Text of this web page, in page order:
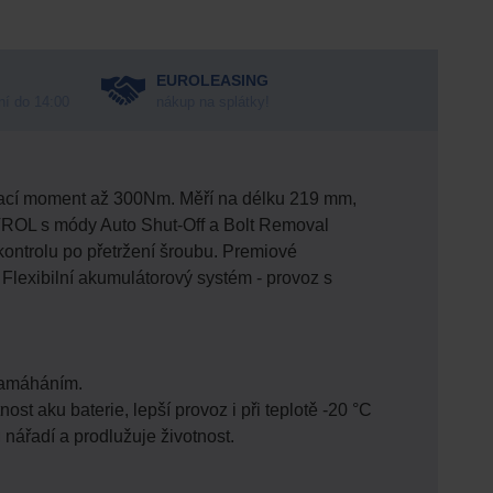
EUROLEASING
moment až 300Nm. Měří na délku 219 mm,
s módy Auto Shut-Off a Bolt Removal
po přetržení šroubu. Premiové
akumulátorový systém - provoz s
aku baterie, lepší provoz i při teplotě -20 °C
a prodlužuje životnost.